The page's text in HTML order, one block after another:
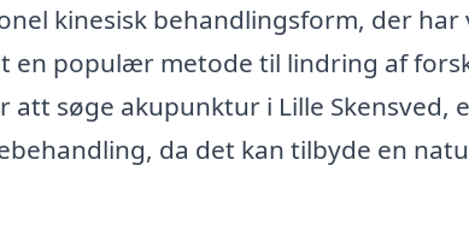
kinesisk behandlingsform, der
en populær metode til lindring af
att søge akupunktur i Lille Skensved,
da det kan tilbyde en